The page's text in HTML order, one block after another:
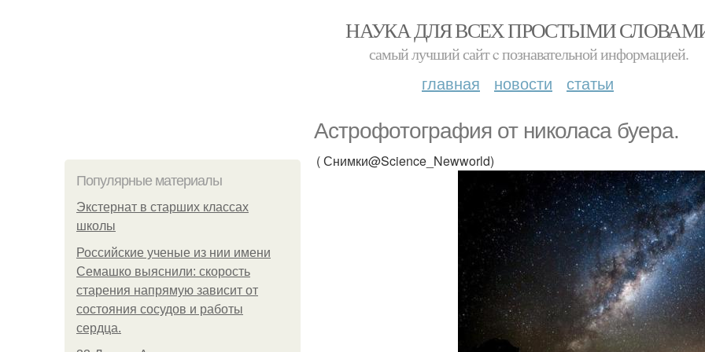
НАУКА ДЛЯ ВСЕХ ПРОСТЫМИ
самый лучший сайт c познавательной информацией.
главная новости статьи
Астрофотография от николаса буера.
Популярные материалы
Экстернат в старших классах
школы
Российские ученые из нии имени
Семашко выяснили: скорость
старения напрямую зависит от
состояния сосудов и работы
сердца.
( Снимки@Science_Newworld)